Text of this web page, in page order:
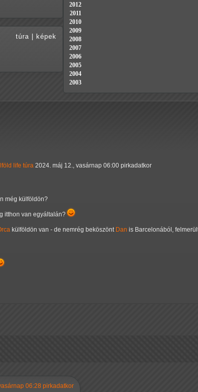
life túra 2024. máj 12., vasárnap 06:00 pirkadatkor
még külföldön?
itthon van egyáltalán?
külföldön van - de nemrég beköszönt Dan is Barcelonából,
06:28 pirkadatkor
túra képek
2012
2011
2010
2009
2008
2007
2006
2005
2004
2003